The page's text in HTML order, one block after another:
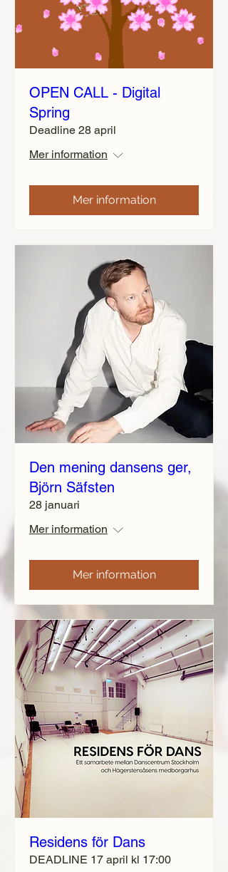
OPEN CALL - Digital
Spring
Deadline 28 april
Mer information
Mer information
Den mening dansens ger,
Björn Säfsten
28 januari
Mer information
Mer information
Residens för Dans
DEADLINE 17 april kl 17:00